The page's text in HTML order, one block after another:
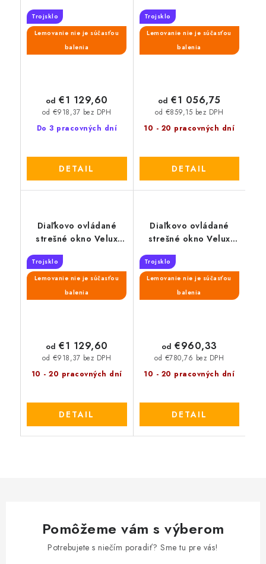
Trojsklo
Lemovanie nie je súčasťou
balenia
Do 3 pracovných dní
od €918,37 bez DPH
od €1 129,60
DETAIL
Trojsklo
Lemovanie nie je súčasťou
balenia
10 - 20 pracovných dní
od €859,15 bez DPH
od €1 056,75
DETAIL
Diaľkovo ovládané
strešné okno Velux
Solar GGU 006630
Trojsklo
Lemovanie nie je súčasťou
balenia
10 - 20 pracovných dní
od €918,37 bez DPH
od €1 129,60
DETAIL
Diaľkovo ovládané
strešné okno Velux
Solar GGL 306830
Trojsklo
Lemovanie nie je súčasťou
balenia
10 - 20 pracovných dní
od €780,76 bez DPH
od €960,33
DETAIL
Pomôžeme vám s výberom
Potrebujete s niečím poradiť? Sme tu pre vás!